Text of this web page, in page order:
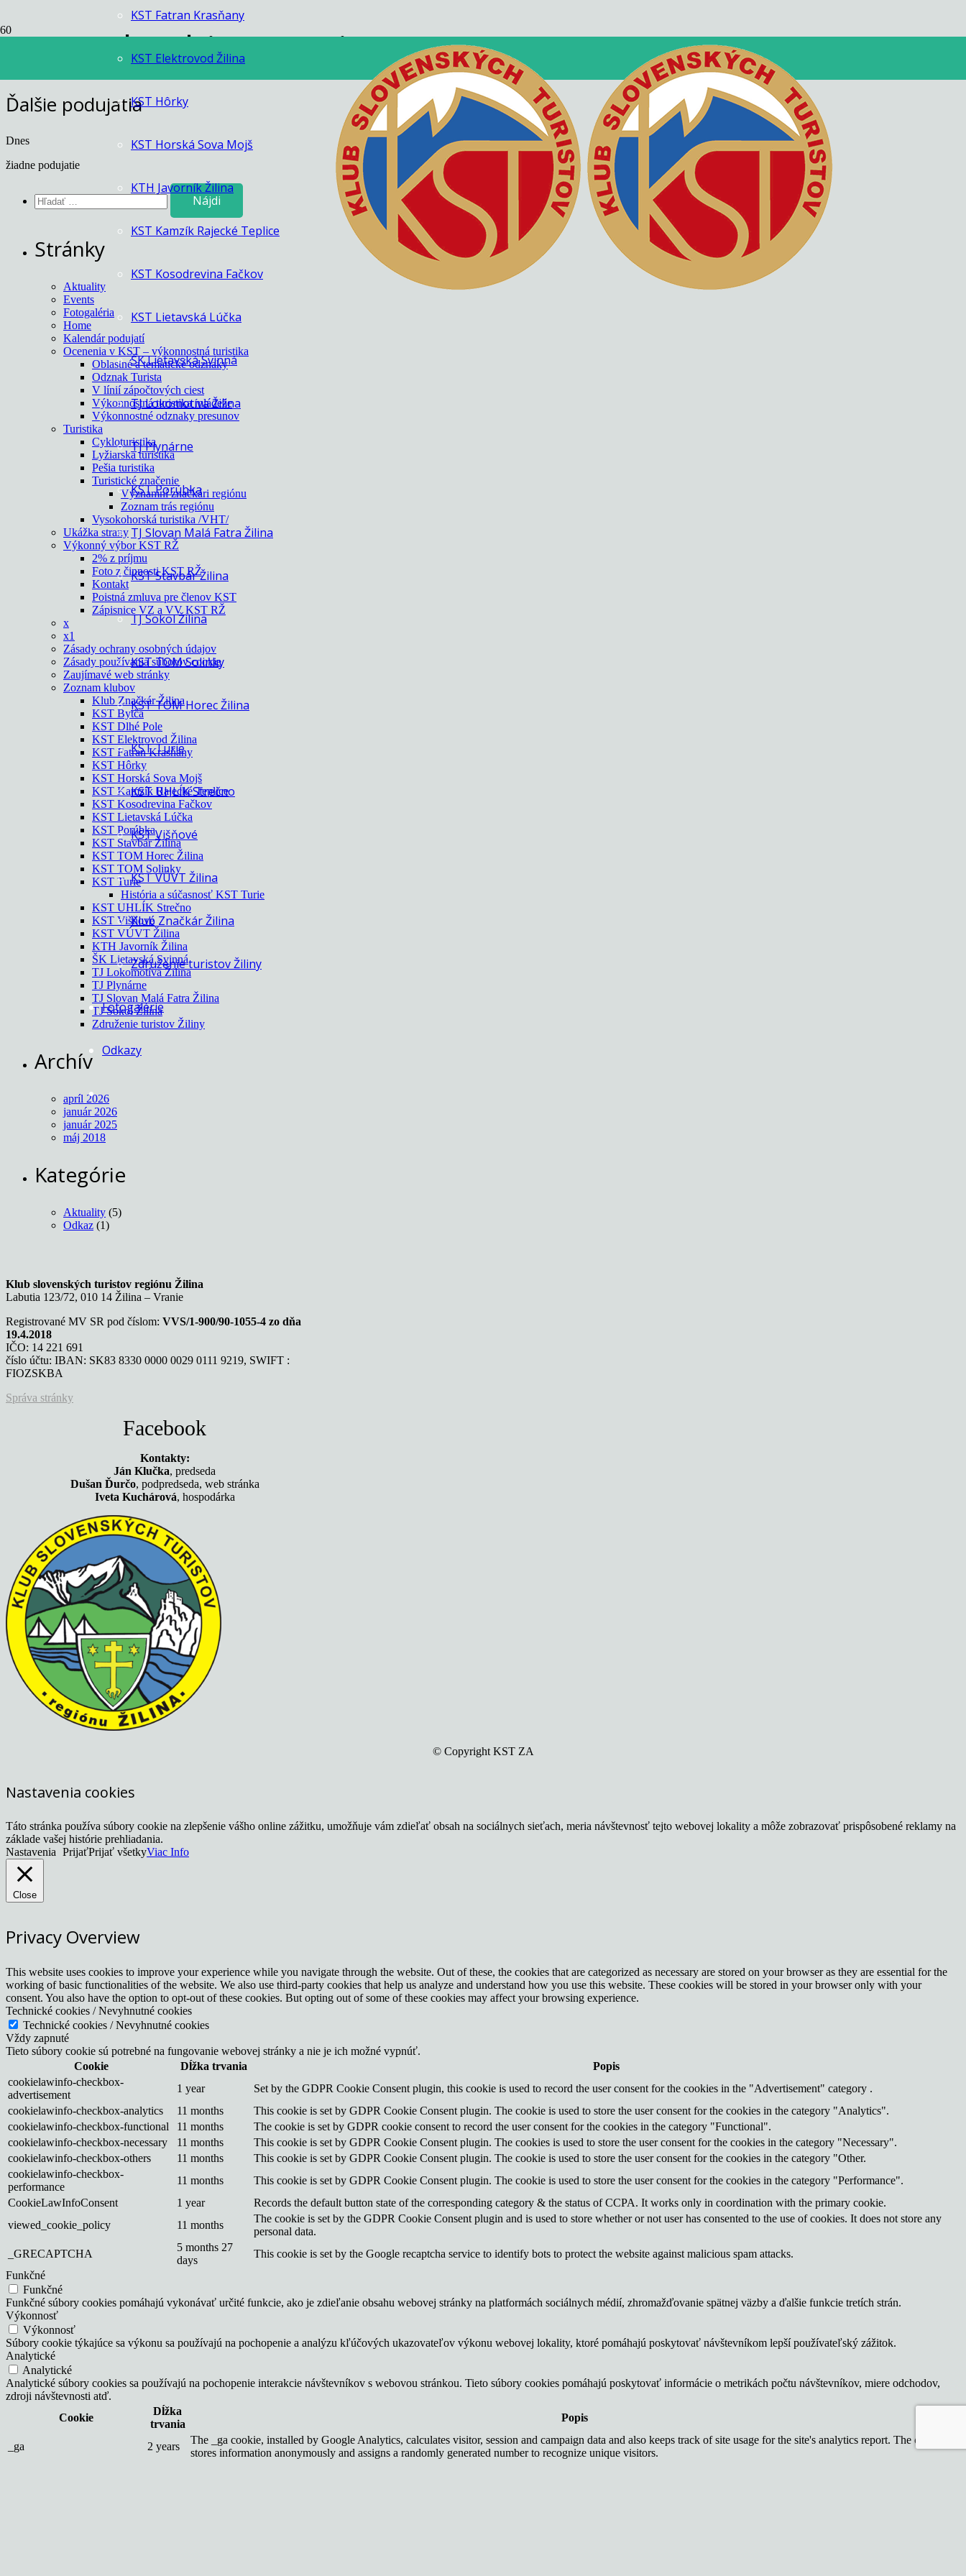
KST Fatran Krasňany
KST Elektrovod Žilina
KST Hôrky
KST Horská Sova Mojš
KTH Javorník Žilina
KST Kamzík Rajecké Teplice
KST Kosodrevina Fačkov
KST Lietavská Lúčka
ŠK Lietavská Svinná
TJ Lokomotíva Žilina
TJ Plynárne
KST Porúbka
TJ Slovan Malá Fatra Žilina
KST Stavbár Žilina
TJ Sokol Žilina
KST TOM Solinky
KST TOM Horec Žilina
KST Turie
KST UHLÍK Strečno
KST Višňové
KST VÚVT Žilina
Klub Značkár Žilina
Združenie turistov Žiliny
Fotogalérie
Odkazy
Events by this organizer
Ďalšie podujatia
Dnes
žiadne podujatie
Stránky
Aktuality
Events
Fotogaléria
Home
Kalendár podujatí
Ocenenia v KST – výkonnostná turistika
Oblastné a tematické odznaky
Odznak Turista
V línií zápočtových ciest
Výkonnostná turistika mládeže
Výkonnostné odznaky presunov
Turistika
Cykloturistika
Lyžiarska turistika
Pešia turistika
Turistické značenie
Významní značkári regiónu
Zoznam trás regiónu
Vysokohorská turistika /VHT/
Ukážka strany
Výkonný výbor KST RŽ
2% z príjmu
Foto z činnosti KST RŽ
Kontakt
Poistná zmluva pre členov KST
Zápisnice VZ a VV KST RŽ
x
x1
Zásady ochrany osobných údajov
Zásady používania súborov cookie
Zaujímavé web stránky
Zoznam klubov
Klub Značkár Žilina
KST Bytča
KST Dlhé Pole
KST Elektrovod Žilina
KST Fatran Krasňany
KST Hôrky
KST Horská Sova Mojš
KST Kamzík Rajecké Teplice
KST Kosodrevina Fačkov
KST Lietavská Lúčka
KST Porúbka
KST Stavbár Žilina
KST TOM Horec Žilina
KST TOM Solinky
KST Turie
História a súčasnosť KST Turie
KST UHLÍK Strečno
KST Višňové
KST VÚVT Žilina
KTH Javorník Žilina
ŠK Lietavská Svinná
TJ Lokomotíva Žilina
TJ Plynárne
TJ Slovan Malá Fatra Žilina
TJ Sokol Žilina
Združenie turistov Žiliny
Archív
apríl 2026
január 2026
január 2025
máj 2018
Kategórie
Aktuality (5)
Odkaz (1)
Klub slovenských turistov regiónu Žilina
Labutia 123/72, 010 14 Žilina – Vranie
Registrované MV SR pod číslom: VVS/1-900/90-1055-4 zo dňa
19.4.2018
IČO: 14 221 691
číslo účtu: IBAN: SK83 8330 0000 0029 0111 9219, SWIFT :
FIOZSKBA
Správa stránky
Facebook
Kontakty:
Ján Klučka, predseda
Dušan Ďurčo, podpredseda, web stránka
Iveta Kuchárová, hospodárka
© Copyright KST ZA
Nastavenia cookies
Táto stránka používa súbory cookie na zlepšenie vášho online zážitku, umožňuje vám zdieľať obsah na sociálnych sieťach, meria návštevnosť tejto webovej lokality a môže zobrazovať prispôsobené reklamy na
základe vašej histórie prehliadania.
Nastavenia PrijaťPrijať všetkyViac Info
Close
Privacy Overview
This website uses cookies to improve your experience while you navigate through the website. Out of these, the cookies that are categorized as necessary are stored on your browser as they are essential for the
working of basic functionalities of the website. We also use third-party cookies that help us analyze and understand how you use this website. These cookies will be stored in your browser only with your
consent. You also have the option to opt-out of these cookies. But opting out of some of these cookies may affect your browsing experience.
Technické cookies / Nevyhnutné cookies
Technické cookies / Nevyhnutné cookies
Vždy zapnuté
Tieto súbory cookie sú potrebné na fungovanie webovej stránky a nie je ich možné vypnúť.
Cookie
Dĺžka trvania
Popis
cookielawinfo-checkbox-
advertisement
1 year
Set by the GDPR Cookie Consent plugin, this cookie is used to record the user consent for the cookies in the "Advertisement" category .
cookielawinfo-checkbox-analytics
11 months
This cookie is set by GDPR Cookie Consent plugin. The cookie is used to store the user consent for the cookies in the category "Analytics".
cookielawinfo-checkbox-functional
11 months
The cookie is set by GDPR cookie consent to record the user consent for the cookies in the category "Functional".
cookielawinfo-checkbox-necessary
11 months
This cookie is set by GDPR Cookie Consent plugin. The cookies is used to store the user consent for the cookies in the category "Necessary".
cookielawinfo-checkbox-others
11 months
This cookie is set by GDPR Cookie Consent plugin. The cookie is used to store the user consent for the cookies in the category "Other.
cookielawinfo-checkbox-
performance
11 months
This cookie is set by GDPR Cookie Consent plugin. The cookie is used to store the user consent for the cookies in the category "Performance".
CookieLawInfoConsent
1 year
Records the default button state of the corresponding category & the status of CCPA. It works only in coordination with the primary cookie.
viewed_cookie_policy
11 months
The cookie is set by the GDPR Cookie Consent plugin and is used to store whether or not user has consented to the use of cookies. It does not store any
personal data.
_GRECAPTCHA
5 months 27
days
This cookie is set by the Google recaptcha service to identify bots to protect the website against malicious spam attacks.
Funkčné
Funkčné
Funkčné súbory cookies pomáhajú vykonávať určité funkcie, ako je zdieľanie obsahu webovej stránky na platformách sociálnych médií, zhromažďovanie spätnej väzby a ďalšie funkcie tretích strán.
Výkonnosť
Výkonnosť
Súbory cookie týkajúce sa výkonu sa používajú na pochopenie a analýzu kľúčových ukazovateľov výkonu webovej lokality, ktoré pomáhajú poskytovať návštevníkom lepší používateľský zážitok.
Analytické
Analytické
Analytické súbory cookies sa používajú na pochopenie interakcie návštevníkov s webovou stránkou. Tieto súbory cookies pomáhajú poskytovať informácie o metrikách počtu návštevníkov, miere odchodov,
zdroji návštevnosti atď.
Cookie
Dĺžka
trvania
Popis
_ga 2 years
The _ga cookie, installed by Google Analytics, calculates visitor, session and campaign data and also keeps track of site usage for the site's analytics report. The cookie
stores information anonymously and assigns a randomly generated number to recognize unique visitors.